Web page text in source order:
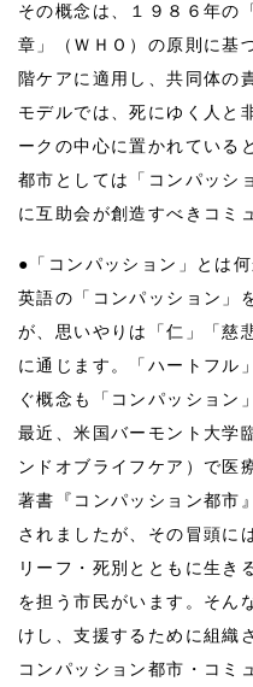
その概念は、１９８６年の
章」（ＷＨＯ）の原則に基
階ケアに適用し、共同体の
モデルでは、死にゆく人と
ークの中心に置かれている
都市としては「コンパッシ
に互助会が創造すべきコミ
●「コンパッション」とは
英語の「コンパッション」
が、思いやりは「仁」「慈
に通じます。「ハートフル
ぐ概念も「コンパッション
最近、米国バーモント大学
ンドオブライフケア）で医
著書『コンパッション都市
されましたが、その冒頭に
リーフ・死別とともに生き
を担う市民がいます。そん
けし、支援するために組織
コンパッション都市・コミ